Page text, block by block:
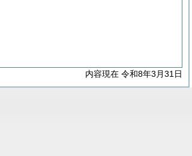
内容現在 令和8年3月31日